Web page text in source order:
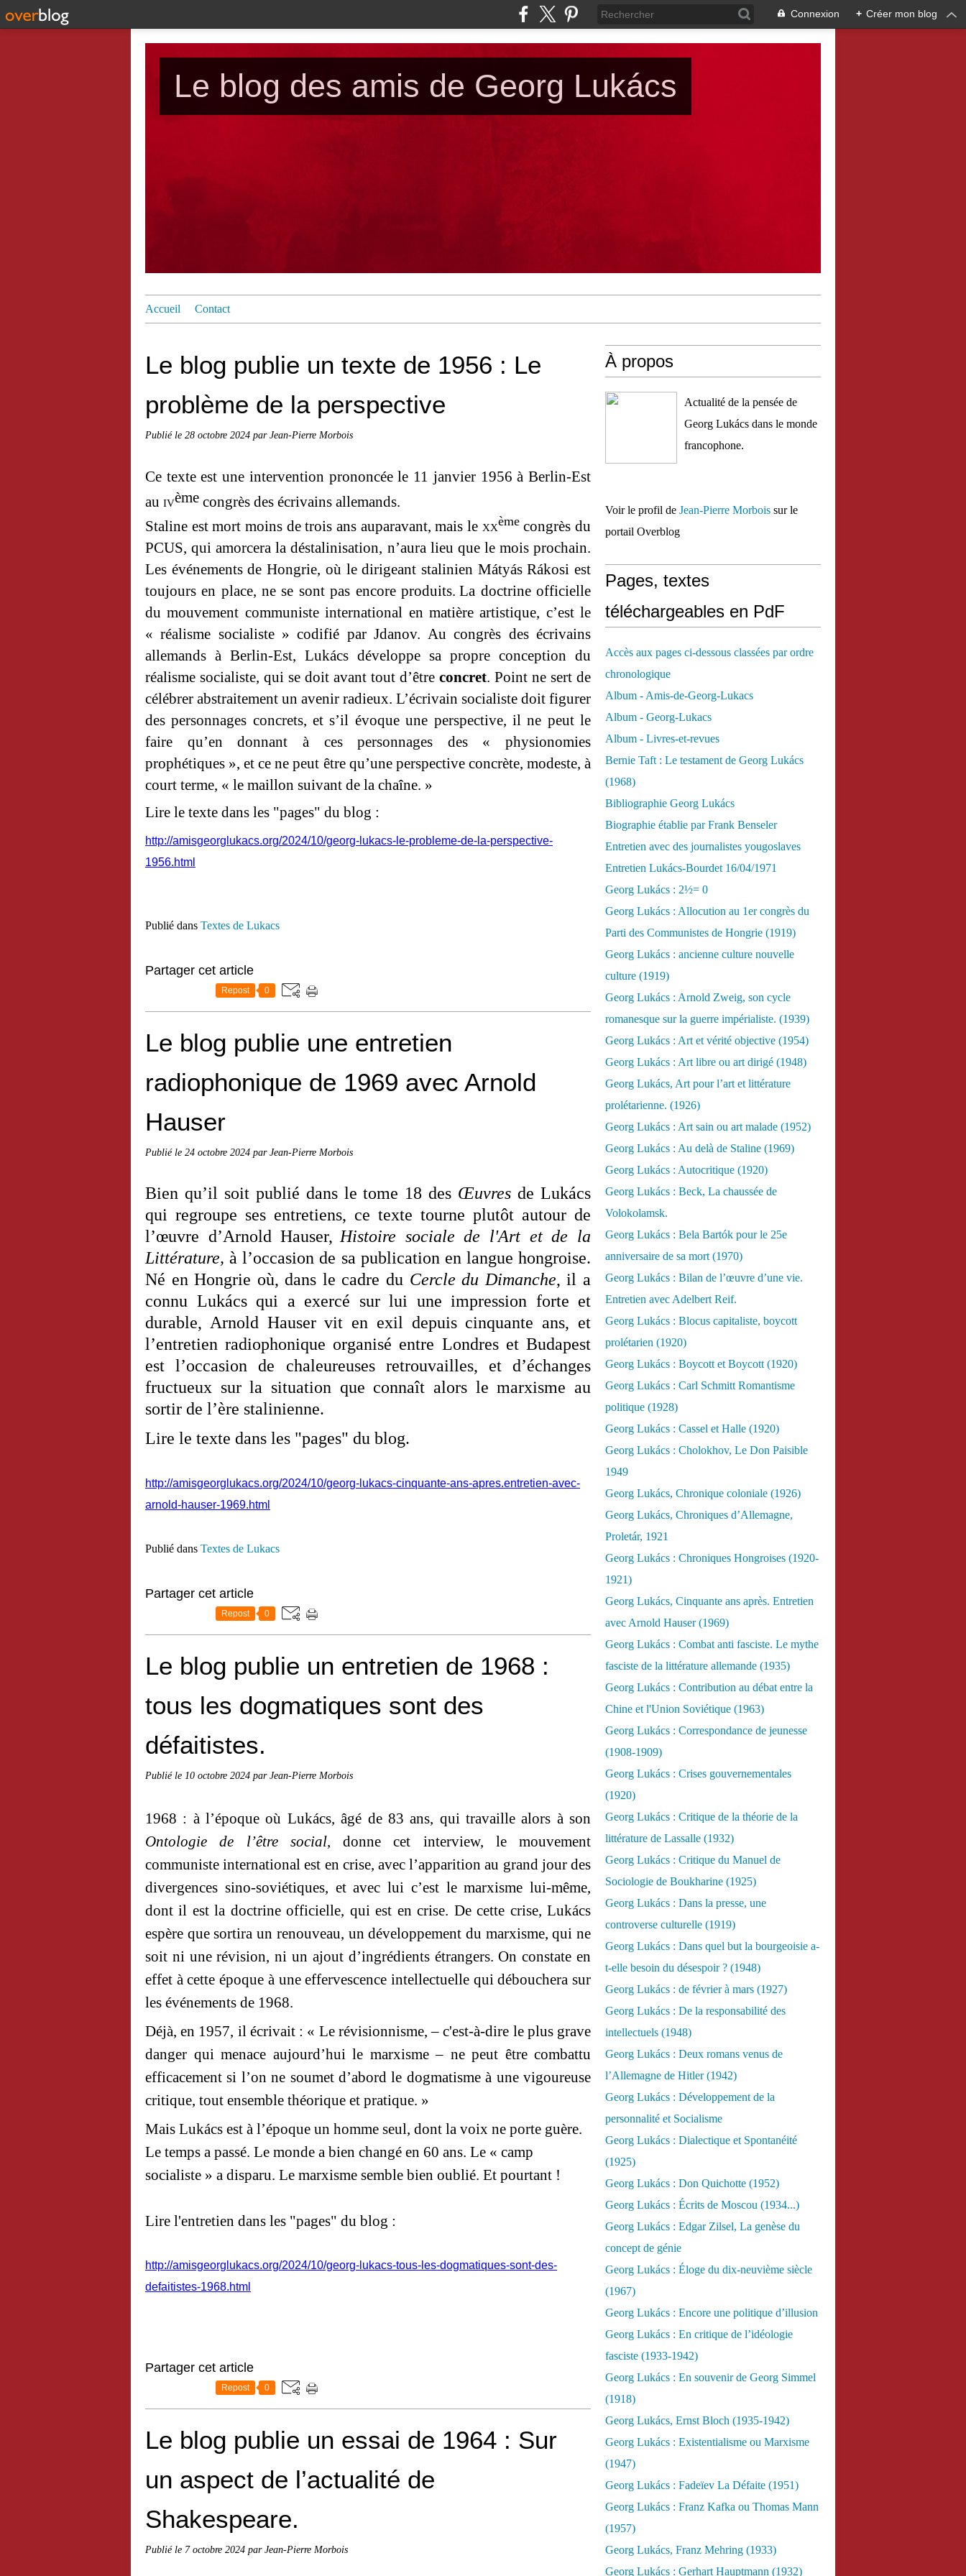
Connexion + Créer mon blog
Le blog des amis de Georg Lukács
Accueil Contact
Le blog publie un texte de 1956 : Le
problème de la perspective
Publié le 28 octobre 2024 par Jean-Pierre Morbois
Ce texte est une intervention prononcée le 11 janvier 1956 à Berlin-Est
au ivème congrès des écrivains allemands.
Staline est mort moins de trois ans auparavant, mais le xxèmecongrès du
PCUS, qui amorcera la déstalinisation, n’aura lieu que le mois prochain.
Les événements de Hongrie, où le dirigeant stalinien Mátyás Rákosi est
toujours en place, ne se sont pas encore produits. La doctrine officielle
du mouvement communiste international en matière artistique, c’est le
« réalisme socialiste » codifié par Jdanov. Au congrès des écrivains
allemands à Berlin-Est, Lukács développe sa propre conception du
réalisme socialiste, qui se doit avant tout d’être concret. Point ne sert de
célébrer abstraitement un avenir radieux. L’écrivain socialiste doit figurer
des personnages concrets, et s’il évoque une perspective, il ne peut le
faire qu’en donnant à ces personnages des « physionomies
prophétiques », et ce ne peut être qu’une perspective concrète, modeste, à
court terme, « le maillon suivant de la chaîne. »
Lire le texte dans les "pages" du blog :
http://amisgeorglukacs.org/2024/10/georg-lukacs-le-probleme-de-la-perspective-
1956.html
Publié dans Textes de Lukacs
Partager cet article
Repost 0
Le blog publie une entretien
radiophonique de 1969 avec Arnold
Hauser
Publié le 24 octobre 2024 par Jean-Pierre Morbois
Bien qu’il soit publié dans le tome 18 des Œuvres de Lukács
qui regroupe ses entretiens, ce texte tourne plutôt autour de
l’œuvre d’Arnold Hauser, Histoire sociale de l'Art et de la
Littérature, à l’occasion de sa publication en langue hongroise.
Né en Hongrie où, dans le cadre du Cercle du Dimanche, il a
connu Lukács qui a exercé sur lui une impression forte et
durable, Arnold Hauser vit en exil depuis cinquante ans, et
l’entretien radiophonique organisé entre Londres et Budapest
est l’occasion de chaleureuses retrouvailles, et d’échanges
fructueux sur la situation que connaît alors le marxisme au
sortir de l’ère stalinienne.
Lire le texte dans les "pages" du blog.
http://amisgeorglukacs.org/2024/10/georg-lukacs-cinquante-ans-apres.entretien-avec-
arnold-hauser-1969.html
Publié dans Textes de Lukacs
Partager cet article
Repost 0
Le blog publie un entretien de 1968 :
tous les dogmatiques sont des
défaitistes.
Publié le 10 octobre 2024 par Jean-Pierre Morbois
1968 : à l’époque où Lukács, âgé de 83 ans, qui travaille alors à son
Ontologie de l’être social, donne cet interview, le mouvement
communiste international est en crise, avec l’apparition au grand jour des
divergences sino-soviétiques, et avec lui c’est le marxisme lui-même,
dont il est la doctrine officielle, qui est en crise. De cette crise, Lukács
espère que sortira un renouveau, un développement du marxisme, qui ne
soit ni une révision, ni un ajout d’ingrédients étrangers. On constate en
effet à cette époque à une effervescence intellectuelle qui débouchera sur
les événements de 1968.
Déjà, en 1957, il écrivait : « Le révisionnisme, – c'est-à-dire le plus grave
danger qui menace aujourd’hui le marxisme – ne peut être combattu
efficacement si l’on ne soumet d’abord le dogmatisme à une vigoureuse
critique, tout ensemble théorique et pratique. »
Mais Lukács est à l’époque un homme seul, dont la voix ne porte guère.
Le temps a passé. Le monde a bien changé en 60 ans. Le « camp
socialiste » a disparu. Le marxisme semble bien oublié. Et pourtant !
Lire l'entretien dans les "pages" du blog :
http://amisgeorglukacs.org/2024/10/georg-lukacs-tous-les-dogmatiques-sont-des-
defaitistes-1968.html
Partager cet article
Repost 0
Le blog publie un essai de 1964 : Sur
un aspect de l’actualité de
Shakespeare.
Publié le 7 octobre 2024 par Jean-Pierre Morbois
À propos
Actualité de la pensée de
Georg Lukács dans le monde
francophone.
Voir le profil de Jean-Pierre Morbois sur le
portail Overblog
Pages, textes
téléchargeables en PdF
Accès aux pages ci-dessous classées par ordre
chronologique
Album - Amis-de-Georg-Lukacs
Album - Georg-Lukacs
Album - Livres-et-revues
Bernie Taft : Le testament de Georg Lukács
(1968)
Bibliographie Georg Lukács
Biographie établie par Frank Benseler
Entretien avec des journalistes yougoslaves
Entretien Lukács-Bourdet 16/04/1971
Georg Lukács : 2½= 0
Georg Lukács : Allocution au 1er congrès du
Parti des Communistes de Hongrie (1919)
Georg Lukács : ancienne culture nouvelle
culture (1919)
Georg Lukács : Arnold Zweig, son cycle
romanesque sur la guerre impérialiste. (1939)
Georg Lukács : Art et vérité objective (1954)
Georg Lukács : Art libre ou art dirigé (1948)
Georg Lukács, Art pour l’art et littérature
prolétarienne. (1926)
Georg Lukács : Art sain ou art malade (1952)
Georg Lukács : Au delà de Staline (1969)
Georg Lukács : Autocritique (1920)
Georg Lukács : Beck, La chaussée de
Volokolamsk.
Georg Lukács : Bela Bartók pour le 25e
anniversaire de sa mort (1970)
Georg Lukács : Bilan de l’œuvre d’une vie.
Entretien avec Adelbert Reif.
Georg Lukács : Blocus capitaliste, boycott
prolétarien (1920)
Georg Lukács : Boycott et Boycott (1920)
Georg Lukács : Carl Schmitt Romantisme
politique (1928)
Georg Lukács : Cassel et Halle (1920)
Georg Lukács : Cholokhov, Le Don Paisible
1949
Georg Lukács, Chronique coloniale (1926)
Georg Lukács, Chroniques d’Allemagne,
Proletár, 1921
Georg Lukács : Chroniques Hongroises (1920-
1921)
Georg Lukács, Cinquante ans après. Entretien
avec Arnold Hauser (1969)
Georg Lukács : Combat anti fasciste. Le mythe
fasciste de la littérature allemande (1935)
Georg Lukács : Contribution au débat entre la
Chine et l'Union Soviétique (1963)
Georg Lukács : Correspondance de jeunesse
(1908-1909)
Georg Lukács : Crises gouvernementales
(1920)
Georg Lukács : Critique de la théorie de la
littérature de Lassalle (1932)
Georg Lukács : Critique du Manuel de
Sociologie de Boukharine (1925)
Georg Lukács : Dans la presse, une
controverse culturelle (1919)
Georg Lukács : Dans quel but la bourgeoisie a-
t-elle besoin du désespoir ? (1948)
Georg Lukács : de février à mars (1927)
Georg Lukács : De la responsabilité des
intellectuels (1948)
Georg Lukács : Deux romans venus de
l’Allemagne de Hitler (1942)
Georg Lukács : Développement de la
personnalité et Socialisme
Georg Lukács : Dialectique et Spontanéité
(1925)
Georg Lukács : Don Quichotte (1952)
Georg Lukács : Écrits de Moscou (1934...)
Georg Lukács : Edgar Zilsel, La genèse du
concept de génie
Georg Lukács : Éloge du dix-neuvième siècle
(1967)
Georg Lukács : Encore une politique d’illusion
Georg Lukács : En critique de l’idéologie
fasciste (1933-1942)
Georg Lukács : En souvenir de Georg Simmel
(1918)
Georg Lukács, Ernst Bloch (1935-1942)
Georg Lukács : Existentialisme ou Marxisme
(1947)
Georg Lukács : Fadeïev La Défaite (1951)
Georg Lukács : Franz Kafka ou Thomas Mann
(1957)
Georg Lukács, Franz Mehring (1933)
Georg Lukács : Gerhart Hauptmann (1932)